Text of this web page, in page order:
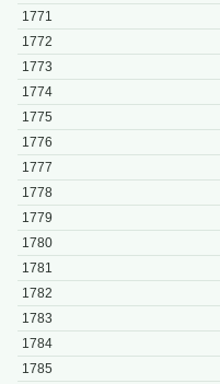
1771
1772
1773
1774
1775
1776
1777
1778
1779
1780
1781
1782
1783
1784
1785